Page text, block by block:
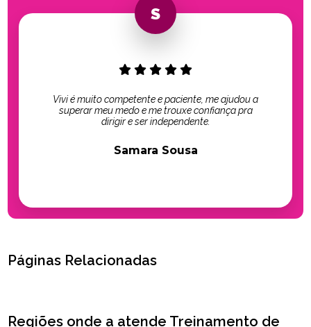
Vivi é muito competente e paciente, me ajudou a
superar meu medo e me trouxe confiança pra
dirigir e ser independente.
Samara Sousa
Páginas Relacionadas
Regiões onde a atende Treinamento de